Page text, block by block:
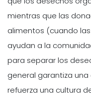
mientras que las
alimentos (cuando
ayudan a la
para separar los
general garantiza
refuerza una cultura